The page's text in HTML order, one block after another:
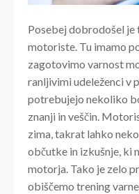
Posebej dobrodošel je
motoriste. Tu imamo
zagotovimo varnost
ranljivimi udeleženci v
potrebujejo nekoliko
znanji in veščin.
zima, takrat lahko
občutke in izkušnje, ki
motorja. Tako je zelo
obiščemo trening